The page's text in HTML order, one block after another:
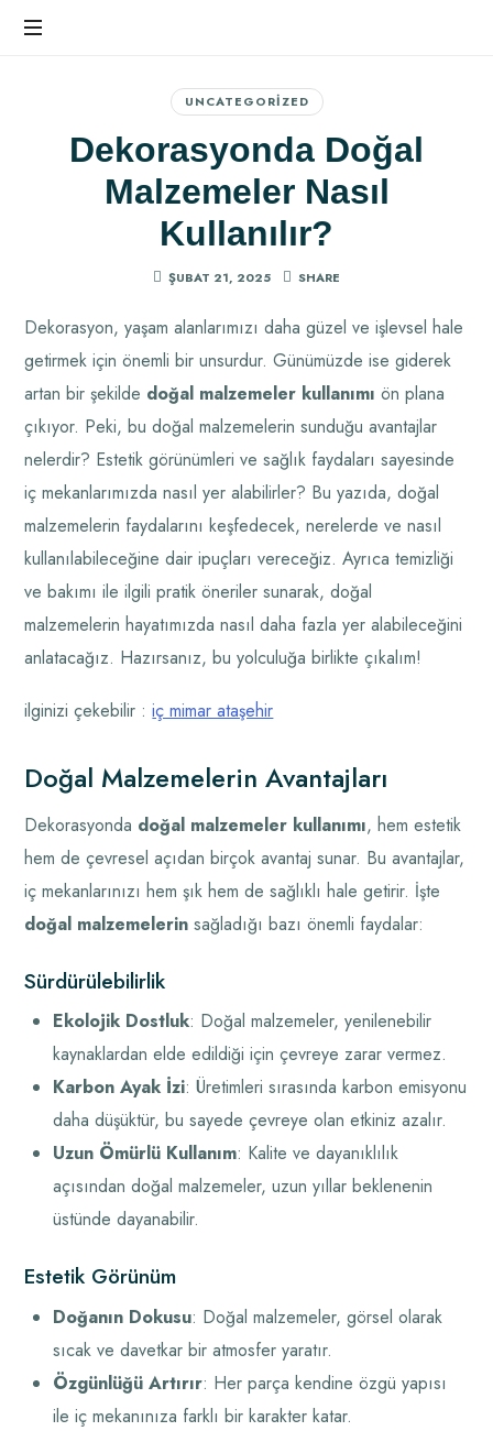
Hissedin
UNCATEGORIZED
Dekorasyonda Doğal
Malzemeler Nasıl
Kullanılır?
ŞUBAT 21, 2025 SHARE
Dekorasyon, yaşam alanlarımızı daha güzel ve işlevsel hale
getirmek için önemli bir unsurdur. Günümüzde ise giderek
artan bir şekilde doğal malzemeler kullanımı ön plana
çıkıyor. Peki, bu doğal malzemelerin sunduğu avantajlar
nelerdir? Estetik görünümleri ve sağlık faydaları sayesinde
iç mekanlarımızda nasıl yer alabilirler? Bu yazıda, doğal
malzemelerin faydalarını keşfedecek, nerelerde ve nasıl
kullanılabileceğine dair ipuçları vereceğiz. Ayrıca temizliği
ve bakımı ile ilgili pratik öneriler sunarak, doğal
malzemelerin hayatımızda nasıl daha fazla yer alabileceğini
anlatacağız. Hazırsanız, bu yolculuğa birlikte çıkalım!
ilginizi çekebilir :iç mimar ataşehir
Doğal Malzemelerin Avantajları
Dekorasyonda doğal malzemeler kullanımı, hem estetik
hem de çevresel açıdan birçok avantaj sunar. Bu avantajlar,
iç mekanlarınızı hem şık hem de sağlıklı hale getirir. İşte
doğal malzemelerin sağladığı bazı önemli faydalar:
Sürdürülebilirlik
Ekolojik Dostluk: Doğal malzemeler, yenilenebilir
kaynaklardan elde edildiği için çevreye zarar vermez.
Karbon Ayak İzi: Üretimleri sırasında karbon emisyonu
daha düşüktür, bu sayede çevreye olan etkiniz azalır.
Uzun Ömürlü Kullanım: Kalite ve dayanıklılık
açısından doğal malzemeler, uzun yıllar beklenenin
üstünde dayanabilir.
Estetik Görünüm
Doğanın Dokusu: Doğal malzemeler, görsel olarak
sıcak ve davetkar bir atmosfer yaratır.
Özgünlüğü Artırır: Her parça kendine özgü yapısı
ile iç mekanınıza farklı bir karakter katar.